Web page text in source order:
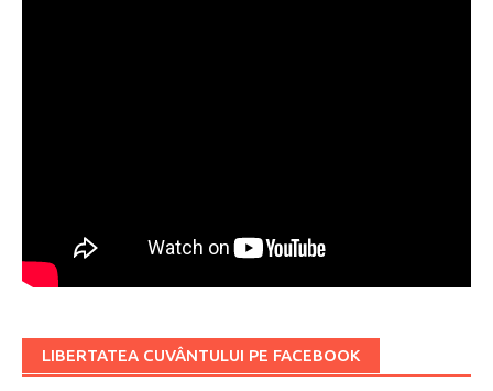
LIBERTATEA CUVÂNTULUI PE FACEBOOK